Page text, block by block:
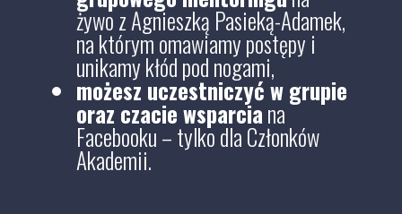
żywo z Agnieszką Pasieką-Adamek,
na którym omawiamy postępy i
unikamy kłód pod nogami,
możesz uczestniczyć w grupie
oraz czacie wsparciana
Facebooku – tylko dla Członków
Akademii.